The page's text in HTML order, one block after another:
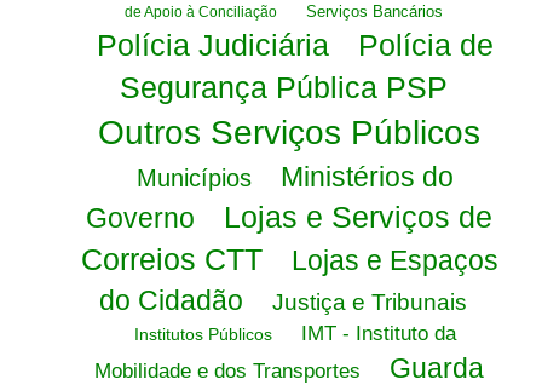
de Apoio à Conciliação
Serviços Bancários
Polícia Judiciária
Polícia de
Segurança Pública PSP
Outros Serviços Públicos
Municípios
Ministérios do
Governo
Lojas e Serviços de
Correios CTT
Lojas e Espaços
do Cidadão
Justiça e Tribunais
Institutos Públicos
IMT - Instituto da
Mobilidade e dos Transportes
Guarda